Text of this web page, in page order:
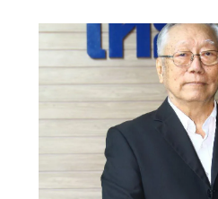
วันนี้นอกจากประชุม สมช.แล้ว ยัง